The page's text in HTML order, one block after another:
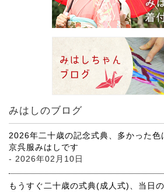
みはしのブログ
2026年二十歳の記念式典、多かった色
京呉服みはしです
- 2026年02月10日
もうすぐ二十歳の式典(成人式)、当日